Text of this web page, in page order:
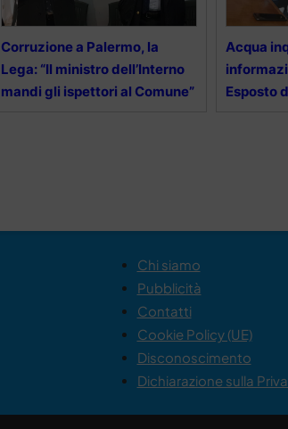
Corruzione a Palermo, la
Lega: “Il ministro dell’Interno
mandi gli ispettori al Comune”
Acqua
Esposto
Chi siamo
Pubblicità
Contatti
Cookie Policy (UE)
Disconoscimento
Dichiarazione sulla